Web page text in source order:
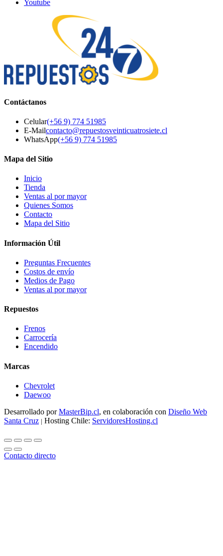
Youtube
Contáctanos
Celular(+56 9) 774 51985
E-Mailcontacto@repuestosveinticuatrosiete.cl
WhatsApp(+56 9) 774 51985
Mapa del Sitio
Inicio
Tienda
Ventas al por mayor
Quienes Somos
Contacto
Mapa del Sitio
Información Útil
Preguntas Frecuentes
Costos de envío
Medios de Pago
Ventas al por mayor
Repuestos
Frenos
Carrocería
Encendido
Marcas
Chevrolet
Daewoo
Desarrollado porMasterBip.cl, en colaboración con Diseño Web
Santa Cruz | Hosting Chile: ServidoresHosting.cl
Contacto directo